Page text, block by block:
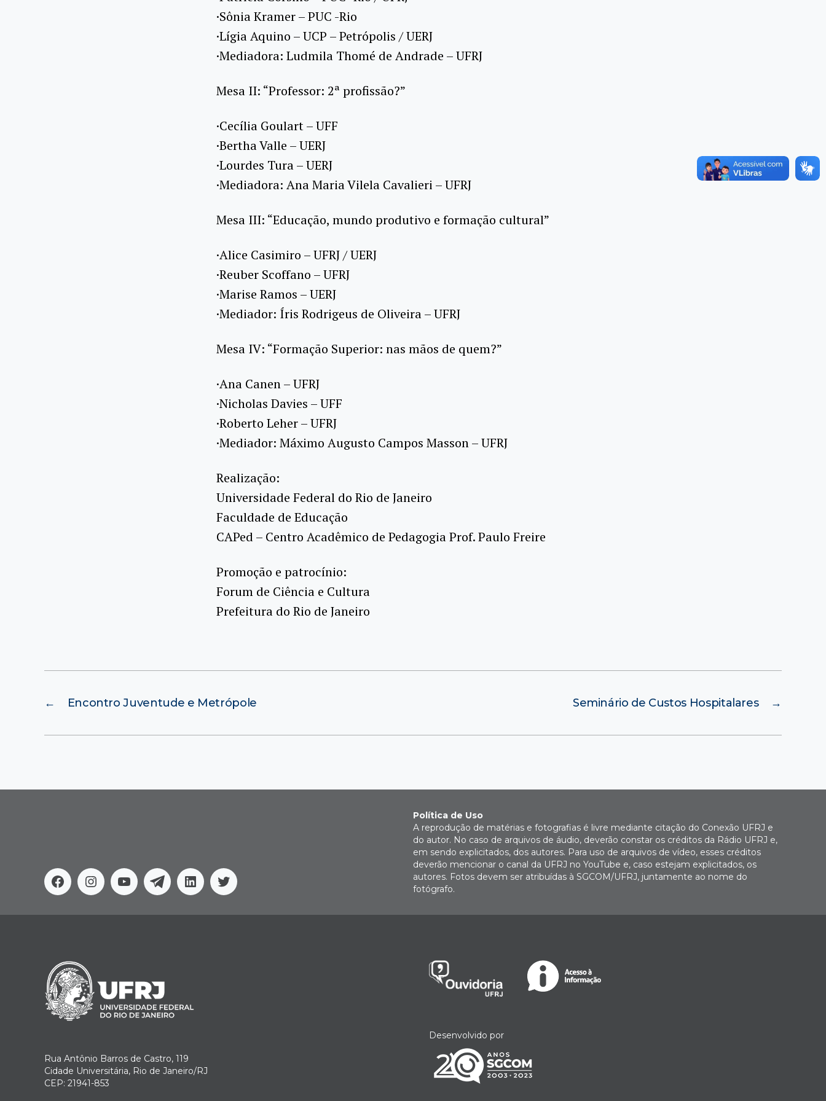
·Sônia Kramer – PUC -Rio
·Lígia Aquino – UCP – Petrópolis / UERJ
·Mediadora: Ludmila Thomé de Andrade – UFRJ
Mesa II: “Professor: 2ª profissão?”
·Cecília Goulart – UFF
·Bertha Valle – UERJ
·Lourdes Tura – UERJ
·Mediadora: Ana Maria Vilela Cavalieri – UFRJ
Mesa III: “Educação, mundo produtivo e formação cultural”
·Alice Casimiro – UFRJ / UERJ
·Reuber Scoffano – UFRJ
·Marise Ramos – UERJ
·Mediador: Íris Rodrigeus de Oliveira – UFRJ
Mesa IV: “Formação Superior: nas mãos de quem?”
·Ana Canen – UFRJ
·Nicholas Davies – UFF
·Roberto Leher – UFRJ
·Mediador: Máximo Augusto Campos Masson – UFRJ
Realização:
Universidade Federal do Rio de Janeiro
Faculdade de Educação
CAPed – Centro Acadêmico de Pedagogia Prof. Paulo Freire
Promoção e patrocínio:
Forum de Ciência e Cultura
Prefeitura do Rio de Janeiro
← Encontro Juventude e Metrópole →
Seminário de Custos Hospitalares
FacebookInstagram
YoutubeTelegramLinkedinTwitter
Política de Uso
A reprodução de matérias e fotografias é livre mediante citação do Conexão UFRJ e
do autor. No caso de arquivos de áudio, deverão constar os créditos da Rádio UFRJ e,
em sendo explicitados, dos autores. Para uso de arquivos de vídeo, esses créditos
deverão mencionar o canal da UFRJ no YouTube e, caso estejam explicitados, os
autores. Fotos devem ser atribuídas à SGCOM/UFRJ, juntamente ao nome do
fotógrafo.
Rua Antônio Barros de Castro, 119
Cidade Universitária, Rio de Janeiro/RJ
CEP: 21941-853
Desenvolvido por